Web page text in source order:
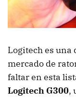
Logitech es una
mercado de
faltar en esta
Logitech G300,